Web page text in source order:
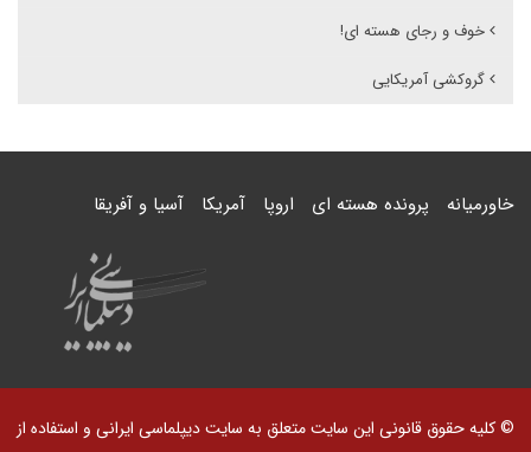
خوف و رجای هسته ای!
گروکشی آمریکایی
خاورمیانه پرونده هسته ای اروپا آمریکا آسیا و آفریقا
© کلیه حقوق قانونی این سایت متعلق به سایت دیپلماسی ایرانی و استفاده از